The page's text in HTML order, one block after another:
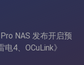
NAS 发布开启预
电4、OCuLink》